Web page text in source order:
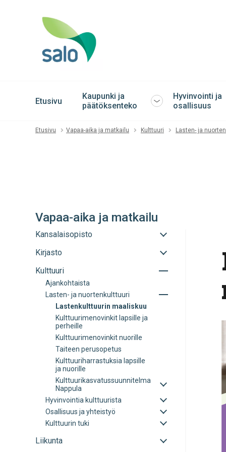
Etusivu
Kaupunki ja
päätöksenteko
Avaa
sulje
Hyvinvointi ja
osallisuus
Etusivu Vapaa-aika ja matkailu Kulttuuri Lasten- ja
Vapaa-aika ja matkailu
Kansalaisopisto
Avaa
sulje
Kirjasto
Avaa
sulje
Kulttuuri
Avaa
Ajankohtaista
Lasten- ja nuortenkulttuuri
Avaa
Lastenkulttuurin maaliskuu
Kulttuurimenovinkit lapsille ja
perheille
Kulttuurimenovinkit nuorille
Taiteen perusopetus
Kulttuuriharrastuksia lapsille
ja nuorille
Kulttuurikasvatussuunnitelma
Nappula
alavalikko
Hyvinvointia kulttuurista
Avaa
sulje
alavalikko
Osallisuus ja yhteistyö
Avaa
sulje
Kulttuurin tuki
Avaa
sulje
Liikunta
Avaa